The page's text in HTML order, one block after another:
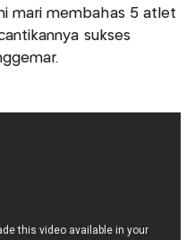
mari membahas 5 atlet
sukses